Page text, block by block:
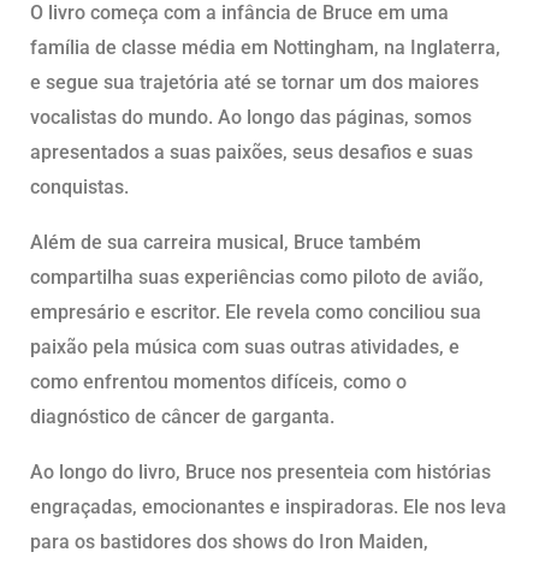
O livro começa com a infância de Bruce em uma
família de classe média em Nottingham, na Inglaterra,
e segue sua trajetória até se tornar um dos maiores
vocalistas do mundo. Ao longo das páginas, somos
apresentados a suas paixões, seus desafios e suas
conquistas.
Além de sua carreira musical, Bruce também
compartilha suas experiências como piloto de avião,
empresário e escritor. Ele revela como conciliou sua
paixão pela música com suas outras atividades, e
como enfrentou momentos difíceis, como o
diagnóstico de câncer de garganta.
Ao longo do livro, Bruce nos presenteia com histórias
engraçadas, emocionantes e inspiradoras. Ele nos leva
para os bastidores dos shows do Iron Maiden,